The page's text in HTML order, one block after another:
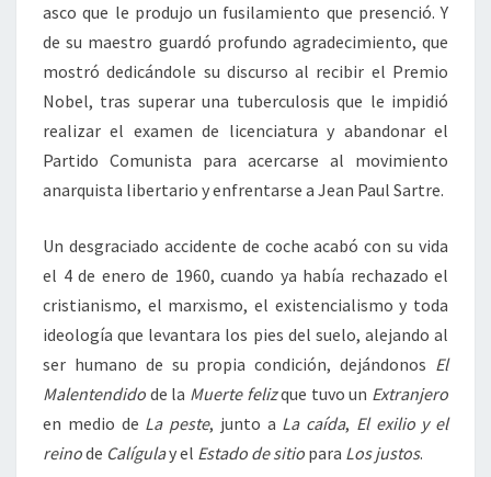
asco que le produjo un fusilamiento que presenció. Y
de su maestro guardó profundo agradecimiento, que
mostró dedicándole su discurso al recibir el Premio
Nobel, tras superar una tuberculosis que le impidió
realizar el examen de licenciatura y abandonar el
Partido Comunista para acercarse al movimiento
anarquista libertario y enfrentarse a Jean Paul Sartre.
Un desgraciado accidente de coche acabó con su vida
el 4 de enero de 1960, cuando ya había rechazado el
cristianismo, el marxismo, el existencialismo y toda
ideología que levantara los pies del suelo, alejando al
ser humano de su propia condición, dejándonos El
Malentendido de la Muerte felizque tuvo un Extranjero
en medio de La peste, junto a La caída, El exilio y el
reinode Calígulay el Estado de sitio para Los justos.